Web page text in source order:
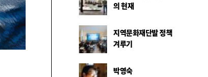
의 현재
지역문화재단발 정책
겨루기
박영숙